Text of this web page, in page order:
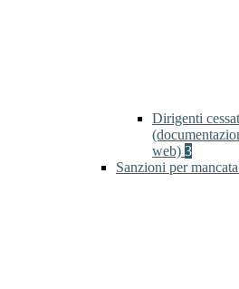
Dirigenti
web) 3
Sanzioni per